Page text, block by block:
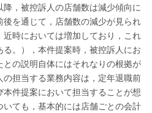
，被控訴人の店舗数は減少傾向に
を通じて，店舗数の減少が見られ
近時においては増加しており，これ
。），本件提案時，被控訴人にお
の説明自体にはそれなりの根拠が
担当する業務内容は，定年退職前
件提案において担当することが想
ても，基本的には店舗ごとの会計